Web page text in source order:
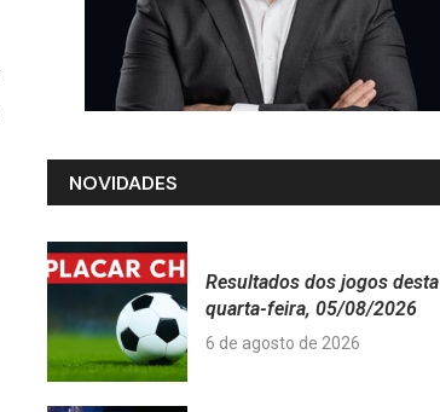
NOVIDADES
Resultados dos jogos desta
quarta-feira, 05/08/2026
6 de agosto de 2026